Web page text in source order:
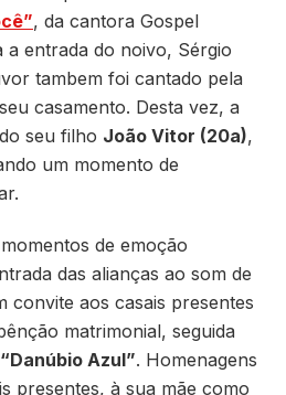
, da cantora Gospel
a entrada do noivo, Sérgio
tambem foi cantado pela
casamento. Desta vez, a
seu filho João Vitor (20a),
um momento de
de emoção
das alianças ao som de
convite aos casais presentes
matrimonial, seguida
“Danúbio Azul”. Homenagens
presentes, à sua mãe como